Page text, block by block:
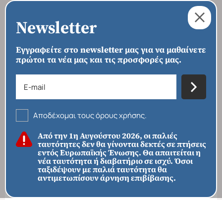
Newsletter
Εγγραφείτε στο newsletter μας για να μαθαίνετε
πρώτοι τα νέα μας και τις προσφορές μας.
Αποδέχομαι τους όρους χρήσης.
Από την 1η Αυγούστου 2026, οι παλιές
ταυτότητες δεν θα γίνονται δεκτές σε πτήσεις
εντός Ευρωπαϊκής Ένωσης. Θα απαιτείται η
νέα ταυτότητα ή διαβατήριο σε ισχύ. Όσοι
ταξιδέψουν με παλιά ταυτότητα θα
αντιμετωπίσουν άρνηση επιβίβασης.
ΑΡΧΙΚΗ › ΠΡΟΟΡΙΣΜΟΙ › ΕΥΡΩΠΗ › ΓΑΛΛΙΑ
ΦΙΛΤΡΑ ΑΝΑΖΗΤΗΣΗΣ
ΠΡΟΟΡΙΣΜΟΙ
ΚΑΤΗΓΟΡΙΑ